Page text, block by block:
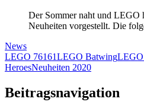
Der Sommer naht und
Neuheiten vorgestellt. Die
News
LEGO 76161LEGO BatwingLEGO
HeroesNeuheiten 2020
Beitragsnavigation